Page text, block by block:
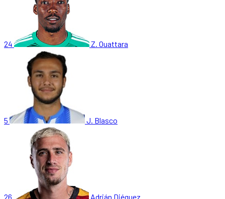
24 Z. Ouattara
5 J. Blasco
26 Adrián Diéguez